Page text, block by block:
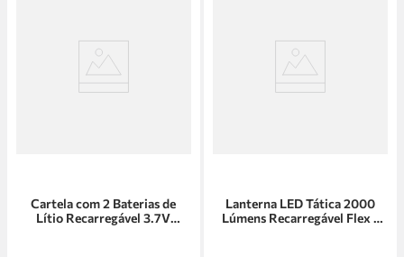
Cartela com 2 Baterias de
Lítio Recarregável 3.7V
Lanterna LED Tática 2000
Lúmens Recarregável Flex -